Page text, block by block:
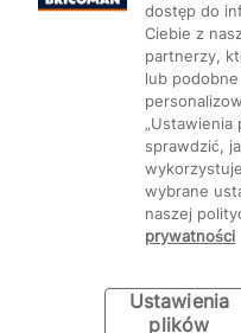
dostęp do
Ciebie z
partnerzy,
lub
„Ustawienia
sprawdzić,
wybrane
naszej
prywatności
Ustawienia
plików